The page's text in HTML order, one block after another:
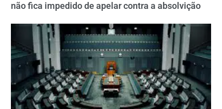
não fica impedido de apelar contra a absolvição